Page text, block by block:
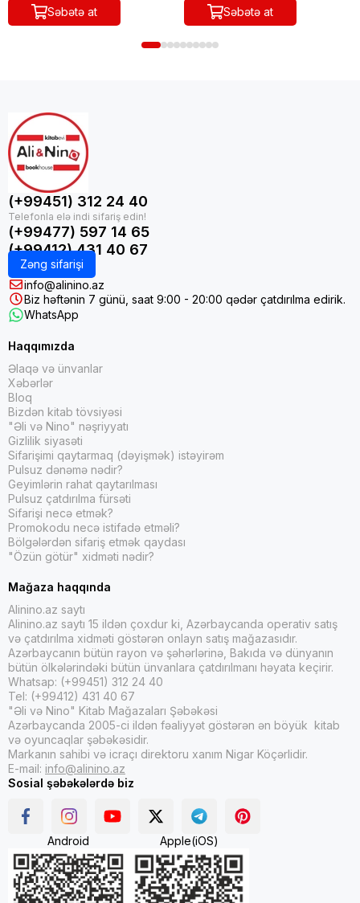
Səbətə at Səbətə at
(+99451) 312 24 40
(+99477) 597 14 65
(+99412) 431 40 67
Zəng sifarişi
info@alinino.az
Biz həftənin 7 günü, saat 9:00 - 20:00 qədər çatdırılma edirik.
WhatsApp
Haqqımızda
Əlaqə və ünvanlar
Xəbərlər
Bloq
Bizdən kitab tövsiyəsi
"Əli və Nino" nəşriyyatı
Gizlilik siyasəti
Sifarişimi qaytarmaq (dəyişmək) istəyirəm
Pulsuz dənəmə nədir?
Geyimlərin rahat qaytarılması
Pulsuz çatdırılma fürsəti
Sifarişi necə etmək?
Promokodu necə istifadə etməli?
Bölgələrdən sifariş etmək qaydası
"Özün götür" xidməti nədir?
Mağaza haqqında
Alinino.az saytı
Alinino.az saytı 15 ildən çoxdur ki, Azərbaycanda operativ satış
və çatdırılma xidməti göstərən onlayn satış mağazasıdır.
Azərbaycanın bütün rayon və şəhərlərinə, Bakıda və dünyanın
bütün ölkələrindəki bütün ünvanlara çatdırılmanı həyata keçirir.
Whatsap: (+99451) 312 24 40
Tel: (+99412) 431 40 67
"Əli və Nino" Kitab Mağazaları Şəbəkəsi
Azərbaycanda 2005-ci ildən fəaliyyət göstərən ən böyük kitab
və oyuncaqlar şəbəkəsidir.
Markanın sahibi və icraçı direktoru xanım Nigar Köçərlidir.
E-mail: info@alinino.az
Sosial şəbəkələrdə biz
Android Apple(iOS)